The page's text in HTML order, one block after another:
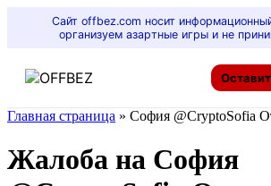
Сайт offbez.com носит
организуем азартные игры и не
Главная страница » София @CryptoSofia
Жалоба на София